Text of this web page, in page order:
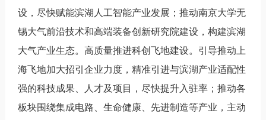
设，尽快赋能滨湖人工智能产业发展；推动南京大学无
锡大气前沿技术和高端装备创新研究院建设，构建滨湖
大气产业生态。高质量推进科创飞地建设。引导推动上
海飞地加大招引企业力度，精准引进与滨湖产业适配性
强的科技成果、人才及项目，尽快提升入驻率；推动各
板块围绕集成电路、生命健康、先进制造等产业，主动